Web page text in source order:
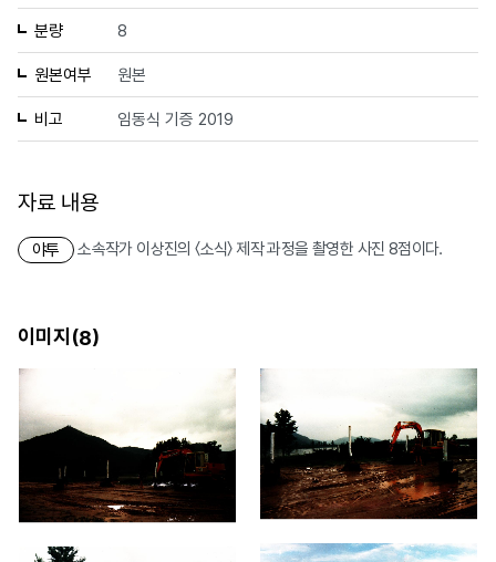
분량 8
원본여부 원본
비고 임동식 기증 2019
자료 내용
야투 소속작가 이상진의 〈소식〉 제작 과정을 촬영한 사진 8점이다.
이미지(8)